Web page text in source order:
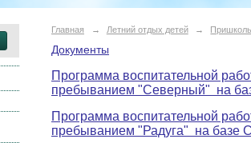
Главная → Летний отдых детей →
Документы
Программа воспитательной
пребыванием "Северный" на
Программа воспитательной
пребыванием "Радуга" на базе